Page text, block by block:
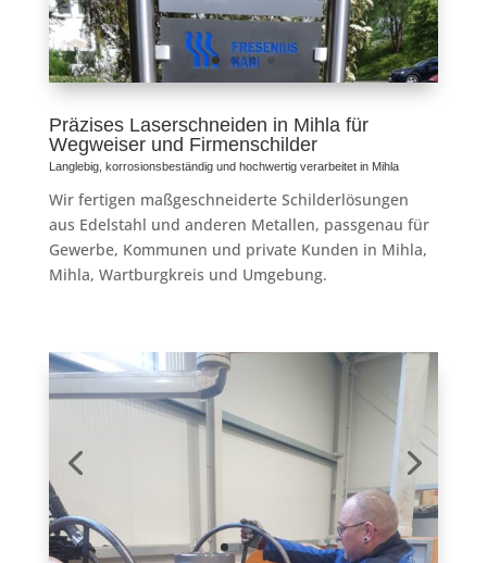
Präzises Laserschneiden in Mihla für
Wegweiser und Firmenschilder
Langlebig, korrosionsbeständig und hochwertig verarbeitet in Mihla
Wir fertigen maßgeschneiderte Schilderlösungen
aus Edelstahl und anderen Metallen, passgenau für
Gewerbe, Kommunen und private Kunden in Mihla,
Mihla, Wartburgkreis und Umgebung.